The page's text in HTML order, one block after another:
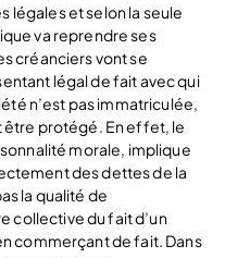
légales et selon la seule
va reprendre ses
créanciers vont se
légal de fait avec qui
n’est pas immatriculée,
être protégé. En effet, le
morale, implique
des dettes de la
la qualité de
collective du fait d’un
commerçant de fait. Dans